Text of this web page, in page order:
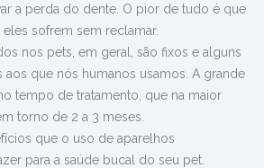
a perda do dente. O pior de tudo é que
sofrem sem reclamar.
nos pets, em geral, são fixos e alguns
aos que nós humanos usamos. A grande
tempo de tratamento, que na maior
torno de 2 a 3 meses.
que o uso de aparelhos
para a saúde bucal do seu pet.